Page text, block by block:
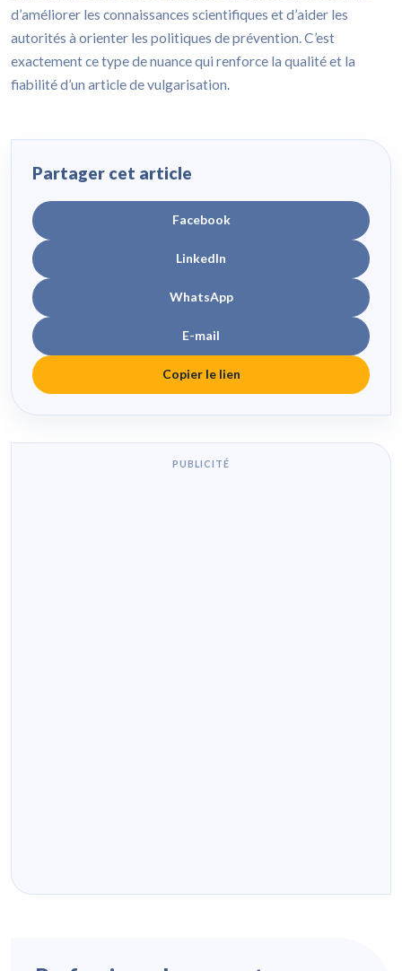
d’améliorer les connaissances scientifiques et d’aider les
autorités à orienter les politiques de prévention. C’est
exactement ce type de nuance qui renforce la qualité et la
fiabilité d’un article de vulgarisation.
Partager cet article
Facebook
LinkedIn
WhatsApp
E-mail
Copier le lien
PUBLICITÉ